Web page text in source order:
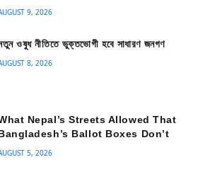
9, 2026
ওষুধ নীতিতে ভুক্তভোগী হবে সাধারণ জনগণ
8, 2026
Nepal’s Streets Allowed That
Ballot Boxes Don’t
5, 2026